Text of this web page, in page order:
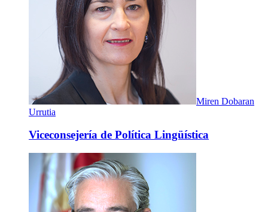
Miren Dobaran
Urrutia
Viceconsejería de Política Lingüística